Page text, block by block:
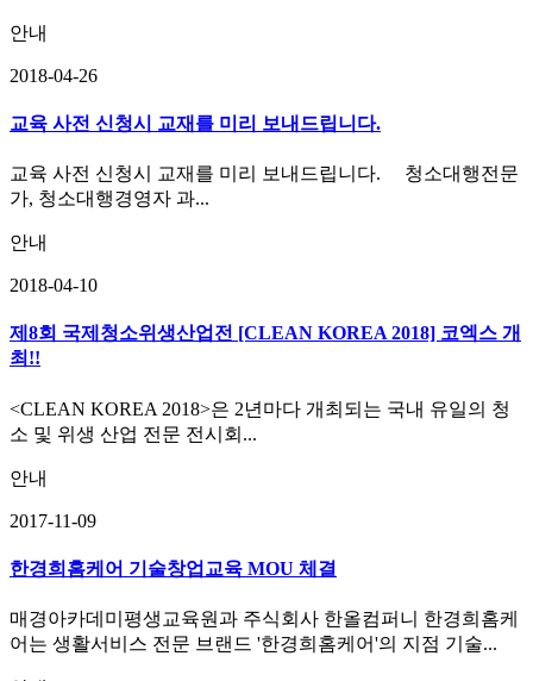
안내
2018-04-26
교육 사전 신청시 교재를 미리 보내드립니다.
교육 사전 신청시 교재를 미리 보내드립니다. 청소대행전문
가, 청소대행경영자 과...
안내
2018-04-10
제8회 국제청소위생산업전 [CLEAN KOREA 2018] 코엑스 개
최!!
<CLEAN KOREA 2018>은 2년마다 개최되는 국내 유일의 청
소 및 위생 산업 전문 전시회...
안내
2017-11-09
한경희홈케어 기술창업교육 MOU 체결
매경아카데미평생교육원과 주식회사 한올컴퍼니 한경희홈케
어는 생활서비스 전문 브랜드 '한경희홈케어'의 지점 기술...